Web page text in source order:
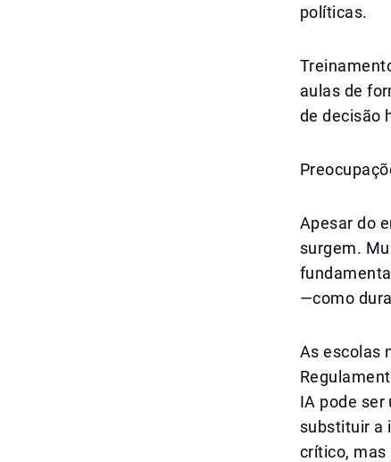
políticas.
aulas de
de decisão
Apesar do
surgem.
—como
As escolas
IA pode ser
substituir a
crítico, mas